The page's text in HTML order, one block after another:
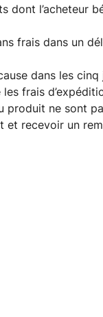
dont l’acheteur
frais dans un
dans les
frais
ne sont
et recevoir un